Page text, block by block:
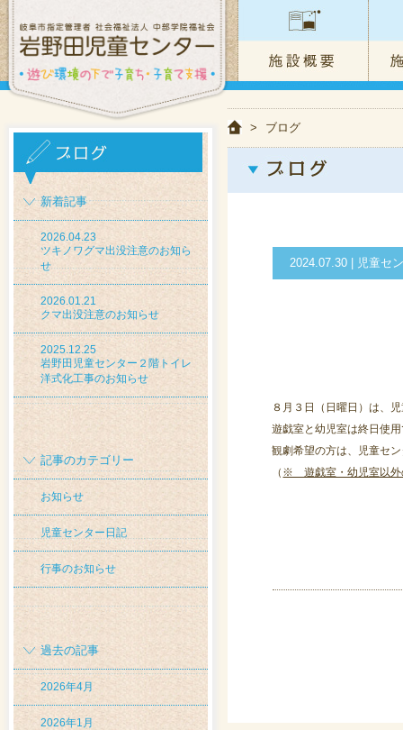
新着記事
2026.04.23
ツキノワグマ出没注意のお知ら
せ
2026.01.21
クマ出没注意のお知らせ
2025.12.25
岩野田児童センター２階トイレ
洋式化工事のお知らせ
記事のカテゴリー
お知らせ
児童センター日記
行事のお知らせ
過去の記事
2026年4月
2026年1月
> ブログ
2024.07.30 | 児童セ
８月３日（日曜日）は、
遊戯室と幼児室は終日使
観劇希望の方は、児童セ
（ ※ 遊戯室・幼児室以外